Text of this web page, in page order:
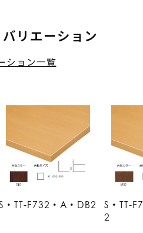
リエーション
ション一覧
・TT-F732・A・DB2
S・TT-
2